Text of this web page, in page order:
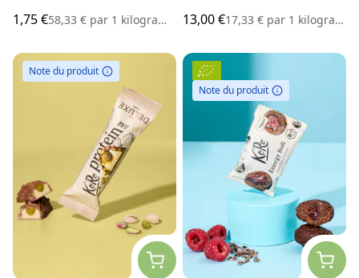
1,75 €58,33 € par 1 kilogramme
13,00 €17,33 € par 1 kilogramme
Note du produit
Note du produit